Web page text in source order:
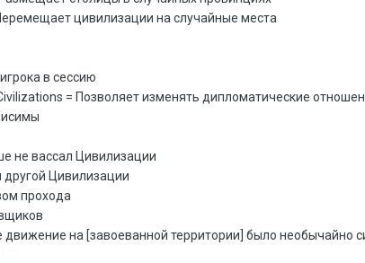
цивилизации на случайные места
в сессию
= Позволяет изменять дипломатические
не вассал Цивилизации
Цивилизации
прохода
на [завоеванной территории] было необычайно